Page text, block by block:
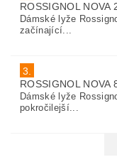
ROSSIGNOL
Dámské lyže
začínající...
3.
ROSSIGNOL NOVA
Dámské lyže
pokročilejší...